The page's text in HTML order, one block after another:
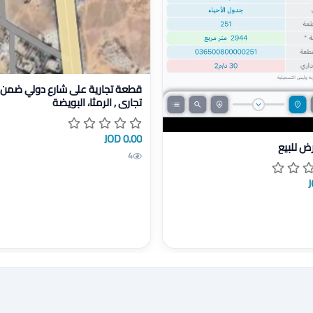
قطعة ارض للبيع
للبيع
عرض تفاصيل قطعة تجارية على
قطعة تجارية على شارع دولي
تجاري , الرمثا، البويضة
0.00 JOD
4